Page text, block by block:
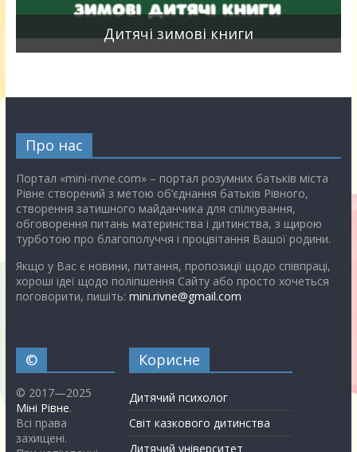
Дитячі зимові книги
Про нас
Портал «mini-rivne.com» – портал розумних батьків міста
Рівне створений з метою об’єднання батьків Рівного,
створення затишного майданчика для спілкування,
обговорення питань материнства і дитинства, з щирою
турботою про благополуччя і процвітання Вашої родини.
Якщо у Вас є новини, питання, пропозиції щодо співпраці,
хороші ідеї щодо поліпшення Сайту або просто хочеться
поговорити, пишіть: mini.rivne@gmail.com
©
© 2017—2025
Міні Рівне.
Всі права
захищені.
Корисне
Дитячий психолог
Світ казкового дитинства
Дитячий університет